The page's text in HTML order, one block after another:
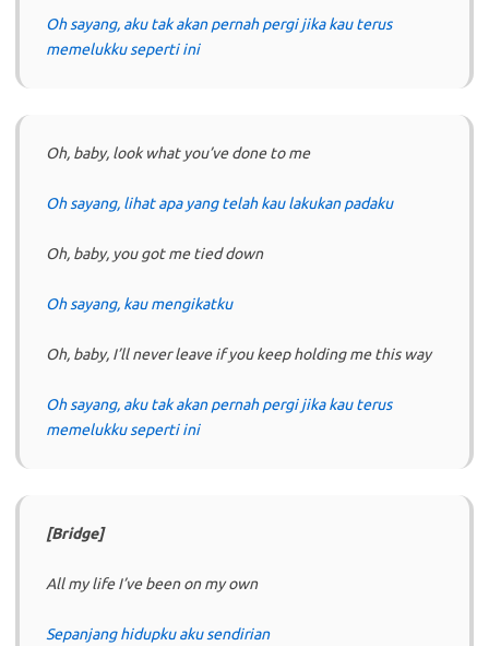
Oh sayang, aku tak akan pernah pergi jika kau terus
memelukku seperti ini
Oh, baby, look what you’ve done to me
Oh sayang, lihat apa yang telah kau lakukan padaku
Oh, baby, you got me tied down
Oh sayang, kau mengikatku
Oh, baby, I’ll never leave if you keep holding me this way
Oh sayang, aku tak akan pernah pergi jika kau terus
memelukku seperti ini
[Bridge]
All my life I’ve been on my own
Sepanjang hidupku aku sendirian